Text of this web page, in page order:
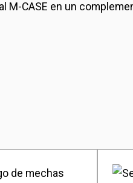
M-CASE en un